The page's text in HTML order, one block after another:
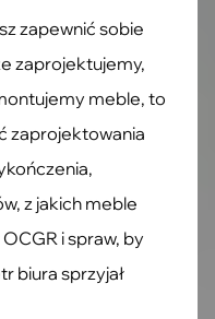
zapewnić sobie
zaprojektujemy,
meble, to
zaprojektowania
z jakich meble
i spraw, by
biura sprzyjał